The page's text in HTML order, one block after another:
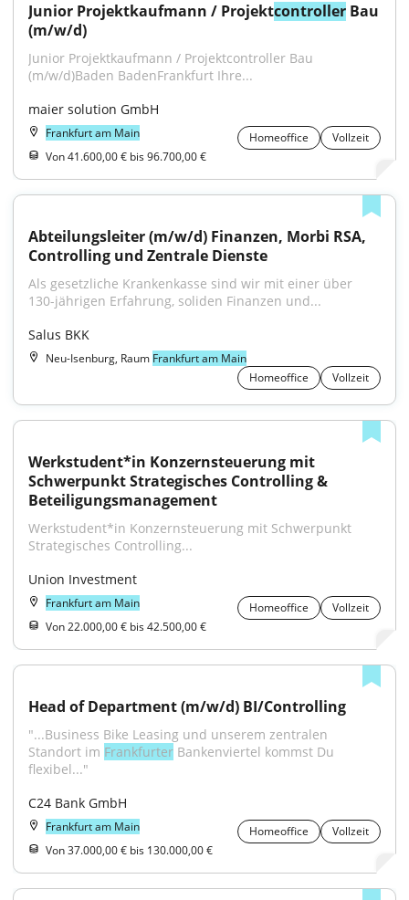
Junior Projektkaufmann / Projektcontroller Bau
(m/w/d)
Junior Projektkaufmann / Projektcontroller Bau
(m/w/d)Baden BadenFrankfurt Ihre...
maier solution GmbH
Frankfurt am Main Homeoffice
Vollzeit
Von 41.600,00 € bis 96.700,00 €
Abteilungsleiter (m/w/d) Finanzen, Morbi RSA,
Controlling und Zentrale Dienste
Als gesetzliche Krankenkasse sind wir mit einer über
130-jährigen Erfahrung, soliden Finanzen und...
Salus BKK
Neu-Isenburg, Raum Frankfurt am Main
Homeoffice
Vollzeit
Werkstudent*in Konzernsteuerung mit
Schwerpunkt Strategisches Controlling &
Beteiligungsmanagement
Werkstudent*in Konzernsteuerung mit Schwerpunkt
Strategisches Controlling...
Union Investment
Frankfurt am Main Homeoffice
Vollzeit
Von 22.000,00 € bis 42.500,00 €
Head of Department (m/w/d) BI/Controlling
"...Business Bike Leasing und unserem zentralen
Standort im Frankfurter Bankenviertel kommst Du
flexibel..."
C24 Bank GmbH
Frankfurt am Main Homeoffice
Vollzeit
Von 37.000,00 € bis 130.000,00 €